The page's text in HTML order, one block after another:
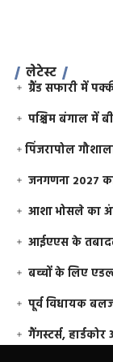
लेटेस्ट
ग्रैंड सफारी में
पश्चिम बंगाल में
​पिंजरापोल
जनगणना 2027
आशा भोसले का
आईएएस के
बच्चों के लिए
पूर्व विधायक
गैंगस्टर्स,